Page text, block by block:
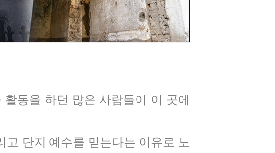
동을 하던 많은 사람들이 이 곳에
단지 예수를 믿는다는 이유로 노